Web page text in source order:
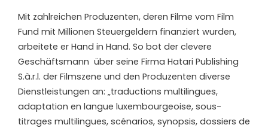
Mit zahlreichen Produzenten, deren Filme vom Film
Fund mit Millionen Steuergeldern finanziert wurden,
arbeitete er Hand in Hand. So bot der clevere
Geschäftsmann über seine Firma Hatari Publishing
S.à.r.l. der Filmszene und den Produzenten diverse
Dienstleistungen an: „traductions multilingues,
adaptation en langue luxembourgeoise, sous-
titrages multilingues, scénarios, synopsis, dossiers de